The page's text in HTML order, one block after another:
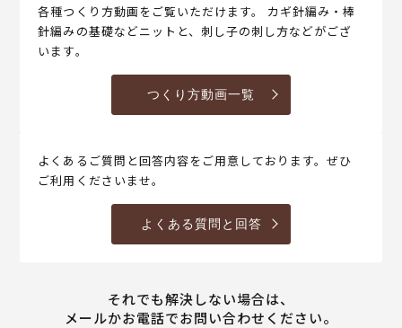
各種つくり方動画をご覧いただけます。 カギ針編み・棒
針編みの基礎などニットと、刺し子の刺し方などがござ
います。
つくり方動画一覧
よくあるご質問と回答内容をご用意しております。ぜひ
ご利用くださいませ。
よくある質問と回答
それでも解決しない場合は、
メールかお電話でお問い合わせください。